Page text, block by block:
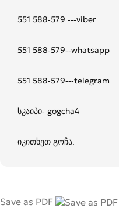
551 588-579.---viber.
551 588-579--whatsapp
551 588-579---telegram
სკაიპი- gogcha4
იკითხეთ გოჩა.
Save as PDF